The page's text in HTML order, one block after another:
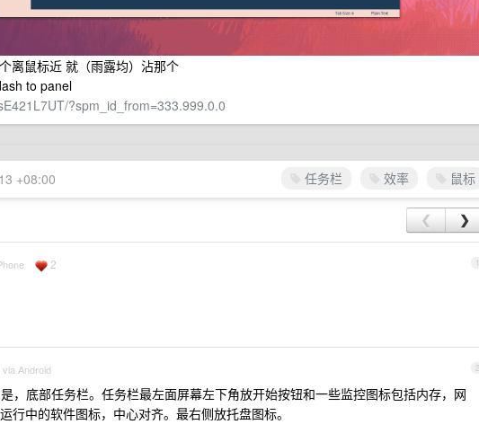
离鼠标近 就（雨露均）沾那个
to panel
?spm_id_from=333.999.0.0
任务栏 效率 鼠标
+08:00
❮ ❯
1
2
2
Android
，底部任务栏。任务栏最左面屏幕左下角放开始按钮和一些监控图标包括内存，网
行中的软件图标，中心对齐。最右侧放托盘图标。